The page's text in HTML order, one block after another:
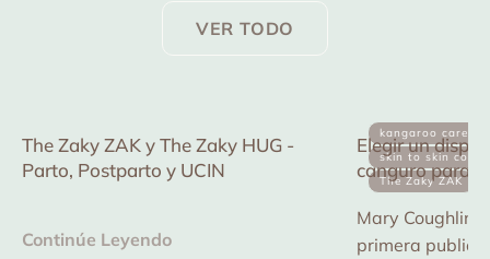
VER TODO
The Zaky ZAK y The Zaky HUG -
Parto, Postparto y UCIN
Continúe Leyendo
kangaroo care
skin to skin
The Zaky ZAK
Elegir un
canguro para
de la Calidad
Mary Coughlin
primera